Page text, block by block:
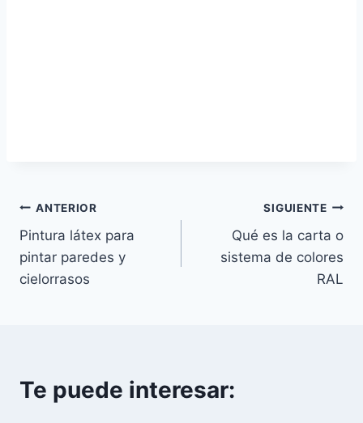
Navegación
de
entradas
ANTERIOR
Pintura látex para
pintar paredes y
cielorrasos
SIGUIENTE
Qué es la carta o
sistema de colores
RAL
Te puede interesar: